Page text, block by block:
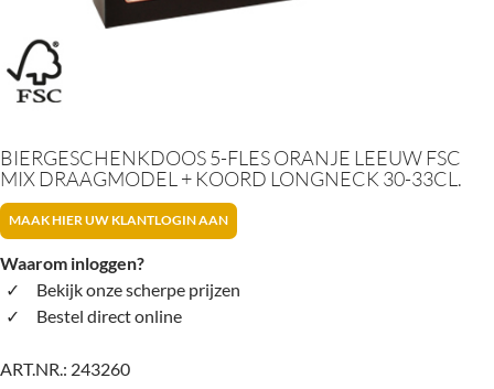
BIERGESCHENKDOOS 5-FLES ORANJE LEEUW FSC
MIX DRAAGMODEL + KOORD LONGNECK 30-33CL.
MAAK HIER UW KLANTLOGIN AAN
Waarom inloggen?
Bekijk onze scherpe prijzen
Bestel direct online
ART.NR.: 243260